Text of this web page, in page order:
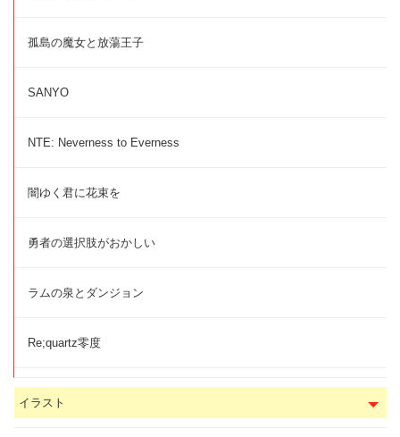
孤島の魔女と放蕩王子
SANYO
NTE: Neverness to Everness
闇ゆく君に花束を
勇者の選択肢がおかしい
ラムの泉とダンジョン
Re;quartz零度
イラスト